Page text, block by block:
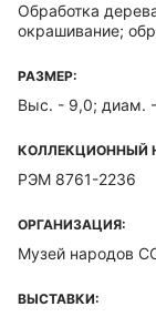
Обработка
окрашивание;
РАЗМЕР:
Выс. - 9,0; диам.
КОЛЛЕКЦИОННЫЙ
РЭМ 8761-2236
ОРГАНИЗАЦИЯ:
Музей народов
ВЫСТАВКИ: